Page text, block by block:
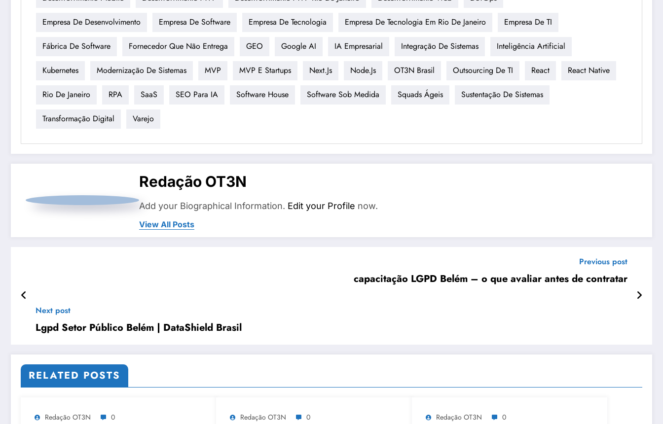
Empresa De Desenvolvimento Empresa De Software Empresa De Tecnologia Empresa De Tecnologia Em Rio De Janeiro Empresa De TI
Fábrica De Software Fornecedor Que Não Entrega GEO Google AI IA Empresarial Integração De Sistemas Inteligência Artificial
Kubernetes Modernização De Sistemas MVP MVP E Startups Next.js Node.js OT3N Brasil Outsourcing De TI React React Native
Rio De Janeiro RPA SaaS SEO Para IA Software House Software Sob Medida Squads Ágeis Sustentação De Sistemas
Transformação Digital Varejo
Redação OT3N
Add your Biographical Information. Edit your Profile now.
View All Posts
Previous post
capacitação LGPD Belém – o que avaliar antes de contratar
Next post
Lgpd Setor Público Belém | DataShield Brasil
RELATED POSTS
Redação OT3N 0 Redação OT3N 0 Redação OT3N 0